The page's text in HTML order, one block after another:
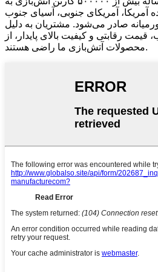
آمریکا، آمریکای جنوبی، آسیای جنوب
صادر می‌شود. مشتریان به دلیل
رقابتی و کیفیت بالای پایدار، از
محصولات آتش‌بازی ما راضی هستند.